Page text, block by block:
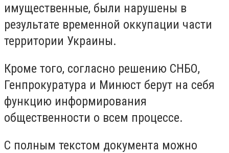
имущественные, были нарушены в
результате временной оккупации части
территории Украины.
Кроме того, согласно решению СНБО,
Генпрокуратура и Минюст берут на себя
функцию информирования
общественности о всем процессе.
С полным текстом документа можно